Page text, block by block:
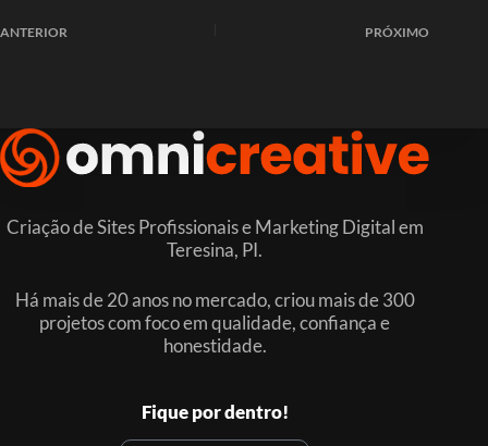
ANTERIOR PRÓXIMO
Criação de Sites Profissionais e Marketing Digital em
Teresina, PI.
Há mais de 20 anos no mercado, criou mais de 300
projetos com foco em qualidade, confiança e
honestidade.
Fique por dentro!